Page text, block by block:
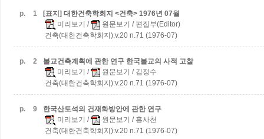
p. 1
[표지] 대한건축학회지 <건축> 1976년 07월
미리보기 / 원문보기 / 편집부(Editor)
건축(대한건축학회지):v.20 n.71 (1976-07)
p. 2 불교건축계획에 관한 연구 한국불교의 사적 고찰
미리보기 / 원문보기 / 김정수
건축(대한건축학회지):v.20 n.71 (1976-07)
p. 9
한국산토석의 건재화방안에 관한 연구
미리보기 / 원문보기 / 홍사천
건축(대한건축학회지):v.20 n.71 (1976-07)